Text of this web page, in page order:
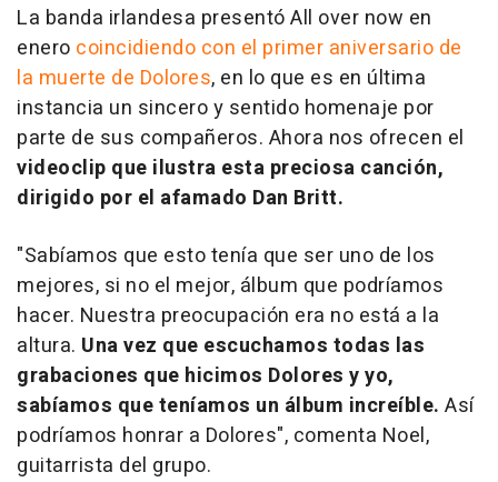
La banda irlandesa presentó All over now en
enero coincidiendo con el primer aniversario de
la muerte de Dolores, en lo que es en última
instancia un sincero y sentido homenaje por
parte de sus compañeros. Ahora nos ofrecen el
videoclip que ilustra esta preciosa canción,
dirigido por el afamado Dan Britt.
"Sabíamos que esto tenía que ser uno de los
mejores, si no el mejor, álbum que podríamos
hacer. Nuestra preocupación era no está a la
altura. Una vez que escuchamos todas las
grabaciones que hicimos Dolores y yo,
sabíamos que teníamos un álbum increíble. Así
podríamos honrar a Dolores", comenta Noel,
guitarrista del grupo.